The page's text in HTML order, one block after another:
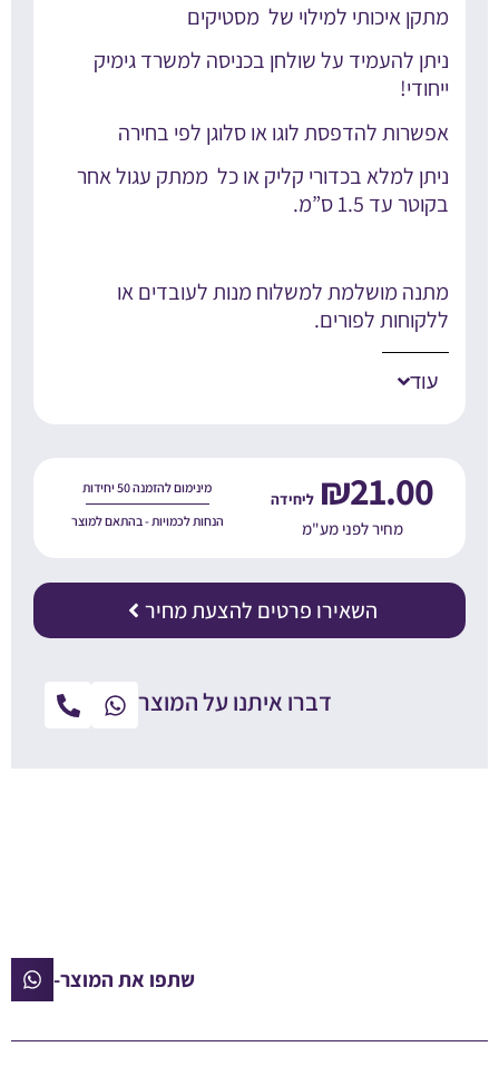
איכותי למילוי של מסטיקים
להעמיד על שולחן בכניסה למשרד גימיק
להדפסת לוגו או סלוגן לפי בחירה
למלא בכדורי קליק או כל ממתק עגול אחר
עד 1.5 ס”מ.
מושלמת למשלוח מנות לעובדים או
לפורים.
₪21.00
מחיר לפני מע"מ
מינימום להזמנה 50 יחידות
הנחות לכמויות - בהתאם למוצר
השאירו פרטים להצעת מחיר
דברו איתנו על המוצר
שתפו את המוצר-